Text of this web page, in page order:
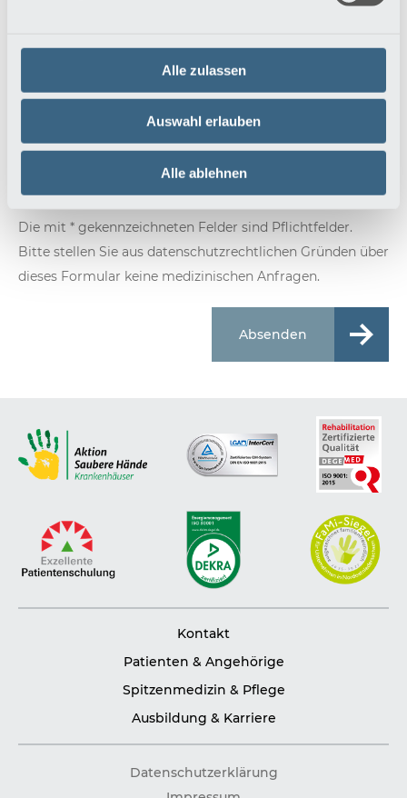
Alle zulassen
Auswahl erlauben
Alle ablehnen
Angezeigter Text*
Die mit * gekennzeichneten Felder sind Pflichtfelder.
Bitte stellen Sie aus datenschutzrechtlichen Gründen über
dieses Formular keine medizinischen Anfragen.
Absenden
Kontakt
Patienten & Angehörige
Spitzenmedizin & Pflege
Ausbildung & Karriere
Datenschutzerklärung